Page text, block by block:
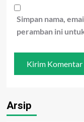
Simpan nama,
peramban ini
Arsip